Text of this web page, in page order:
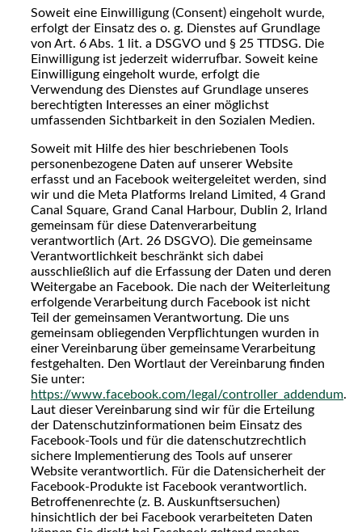
Soweit eine Einwilligung (Consent) eingeholt wurde,
erfolgt der Einsatz des o. g. Dienstes auf Grundlage
von Art. 6 Abs. 1 lit. a DSGVO und § 25 TTDSG. Die
Einwilligung ist jederzeit widerrufbar. Soweit keine
Einwilligung eingeholt wurde, erfolgt die
Verwendung des Dienstes auf Grundlage unseres
berechtigten Interesses an einer möglichst
umfassenden Sichtbarkeit in den Sozialen Medien.
Soweit mit Hilfe des hier beschriebenen Tools
personenbezogene Daten auf unserer Website
erfasst und an Facebook weitergeleitet werden, sind
wir und die Meta Platforms Ireland Limited, 4 Grand
Canal Square, Grand Canal Harbour, Dublin 2, Irland
gemeinsam für diese Datenverarbeitung
verantwortlich (Art. 26 DSGVO). Die gemeinsame
Verantwortlichkeit beschränkt sich dabei
ausschließlich auf die Erfassung der Daten und deren
Weitergabe an Facebook. Die nach der Weiterleitung
erfolgende Verarbeitung durch Facebook ist nicht
Teil der gemeinsamen Verantwortung. Die uns
gemeinsam obliegenden Verpflichtungen wurden in
einer Vereinbarung über gemeinsame Verarbeitung
festgehalten. Den Wortlaut der Vereinbarung finden
Sie unter:
https://www.facebook.com/legal/controller_addendum.
Laut dieser Vereinbarung sind wir für die Erteilung
der Datenschutzinformationen beim Einsatz des
Facebook-Tools und für die datenschutzrechtlich
sichere Implementierung des Tools auf unserer
Website verantwortlich. Für die Datensicherheit der
Facebook-Produkte ist Facebook verantwortlich.
Betroffenenrechte (z. B. Auskunftsersuchen)
hinsichtlich der bei Facebook verarbeiteten Daten